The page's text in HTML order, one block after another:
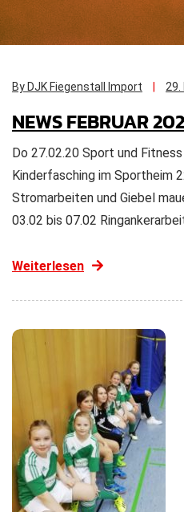
By DJK Fiegenstall Import 29.
NEWS FEBRUAR
Do 27.02.20 Sport und
Kinderfasching im Sportheim
Stromarbeiten und Giebel
03.02 bis 07.02
Weiterlesen